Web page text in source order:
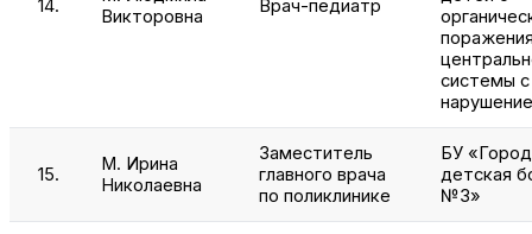
14.
Викторовна
Врач-педиатр
системы с
15.
М. Ирина
Николаевна
Заместитель
главного врача
по поликлинике
БУ
детская
№3»